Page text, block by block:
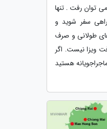
توان رفت . تنها
راهی سفر شوید و
طولانی و صرف
ویزا نیست. اگر
هستید